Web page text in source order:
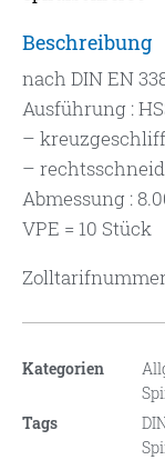
Beschreibung
nach DIN EN
Ausführung :
–
–
Abmessung :
VPE = 10 Stück
Zolltarifnummer
Kategorien
Tags